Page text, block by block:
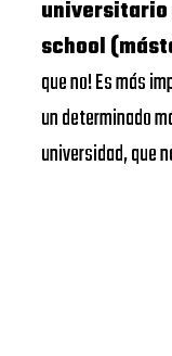
universitario
school
que no! Es más
un determinado
universidad, que